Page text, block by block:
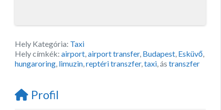
Hely Kategória: Taxi
Hely címkék: airport airport transfer, Budapest Esküvő
hungaroring limuzin reptéri transzfer, taxi , ás transzfer
Profil